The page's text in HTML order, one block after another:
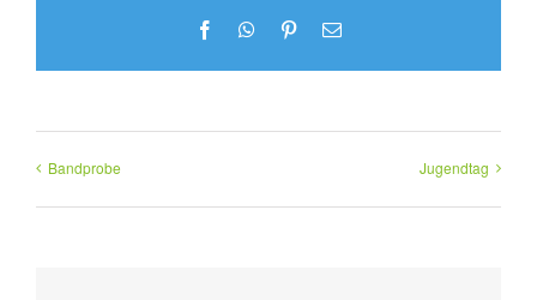
FacebookWhatsApp
Pinterest
E-
Bandprobe Jugendtag